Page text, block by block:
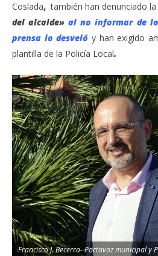
Coslada, también han denunciado la
del alcalde»al no informar de
prensa lo desveló y han exigido
plantilla de la Policía Local.
Francisco J. Becerra- Portavoz municipal y